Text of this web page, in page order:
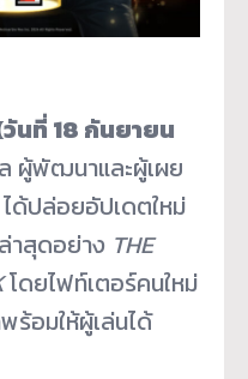
วันที่ 18 กันยายน
ผู้พัฒนาและผู้เผย
ปล่อยอัปเดตใหม่
าสุดอย่าง THE
โดยไฟท์เตอร์คนใหม่
ร้อมให้ผู้เล่นได้